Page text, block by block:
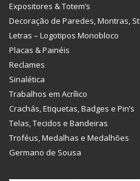
Expositores & Totem’s
Decoração de Paredes, Montras,
Letras – Logotipos Monobloco
Placas & Painéis
Reclames
Sinalética
Trabalhos em Acrílico
Crachás, Etiquetas, Badges e Pin’s
Telas, Tecidos e Bandeiras
Troféus, Medalhas e Medalhões
Germano de Sousa